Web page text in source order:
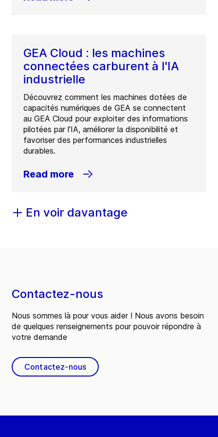
GEA Cloud : les machines
connectées carburent à l'IA
industrielle
Découvrez comment les machines dotées de
capacités numériques de GEA se connectent
au GEA Cloud pour exploiter des informations
pilotées par l'IA, améliorer la disponibilité et
favoriser des performances industrielles
durables.
Read more
En voir davantage
Contactez-nous
Nous sommes là pour vous aider ! Nous avons besoin
de quelques renseignements pour pouvoir répondre à
votre demande
Contactez-nous